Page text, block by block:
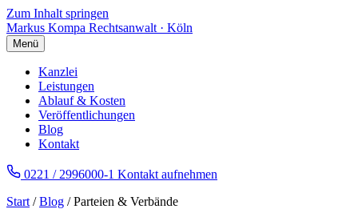
Zum Inhalt springen
Markus Kompa Rechtsanwalt · Köln
Menü
Kanzlei
Leistungen
Ablauf & Kosten
Veröffentlichungen
Blog
Kontakt
0221 / 2996000-1 Kontakt aufnehmen
Start /Blog / Parteien & Verbände